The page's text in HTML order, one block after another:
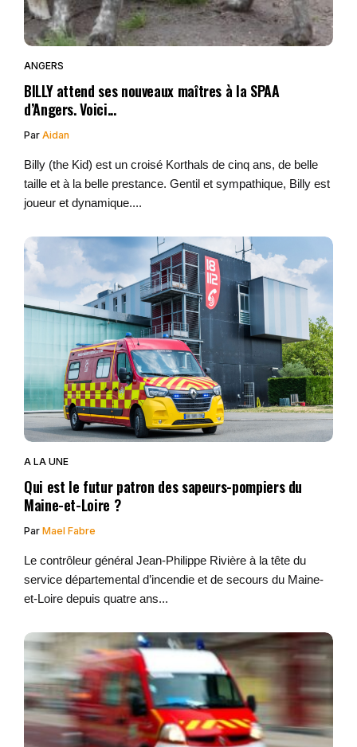
ANGERS
BILLY attend ses nouveaux maîtres à la SPAA
d’Angers. Voici...
Par Aidan
Billy (the Kid) est un croisé Korthals de cinq ans, de belle
taille et à la belle prestance. Gentil et sympathique, Billy est
joueur et dynamique....
A LA UNE
Qui est le futur patron des sapeurs-pompiers du
Maine-et-Loire ?
Par Mael Fabre
Le contrôleur général Jean-Philippe Rivière à la tête du
service départemental d’incendie et de secours du Maine-
et-Loire depuis quatre ans...